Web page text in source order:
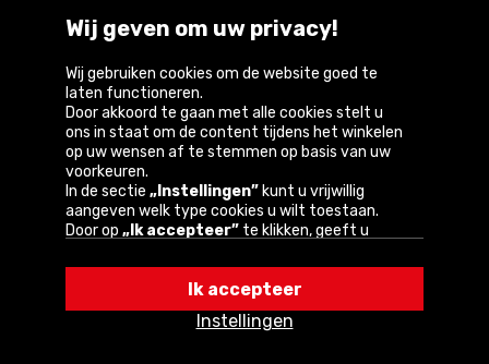
Machine tap HSS m2, m10 Yato YT-
2956
12,14 €
4 st.
Bestel
Machine tap HSS m2, m10
Wij geven om uw privacy!
Wij gebruiken cookies om de website goed te
laten functioneren.
Door akkoord te gaan met alle cookies stelt u
ons in staat om de content tijdens het winkelen
op uw wensen af te stemmen op basis van uw
voorkeuren.
In de sectie „Instellingen” kunt u vrijwillig
aangeven welk type cookies u wilt toestaan.
Door op „Ik accepteer” te klikken, geeft u
volgens de instellingen van uw browser.
U kunt uw keuze te allen tijde wijzigen door op
„Instellingen”in het cookiebeleid te klikken.
Een van onze partners is Google.
Instellingen
Ik accepteer